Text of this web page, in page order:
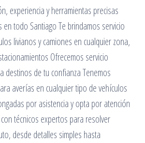
experiencia y herramientas precisas
todo Santiago Te brindamos servicio
livianos y camiones en cualquier zona,
Ofrecemos servicio
destinos de tu confianza Tenemos
averías en cualquier tipo de vehículos
por asistencia y opta por atención
técnicos expertos para resolver
desde detalles simples hasta